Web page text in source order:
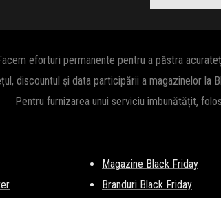
Clic și
eforturi permanente pentru a păstra
discountul și data participării a magazinelor
Pentru furnizarea unui serviciu îmbunătățit,
Magazine Black Friday
Branduri Black Friday